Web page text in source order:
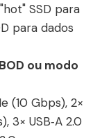
SSD para
para dados
ou modo
(10 Gbps), 2×
3× USB‑A 2.0